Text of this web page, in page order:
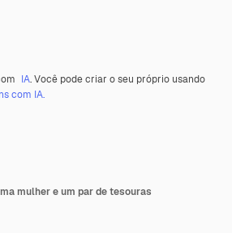
IA. Você pode criar o seu próprio usando
com IA.
mulher e um par de tesouras